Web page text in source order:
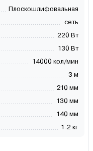
Плоскошлифовальная
сеть
220 Вт
130 Вт
14000 кол/мин
3 м
210 мм
130 мм
140 мм
1.2 кг